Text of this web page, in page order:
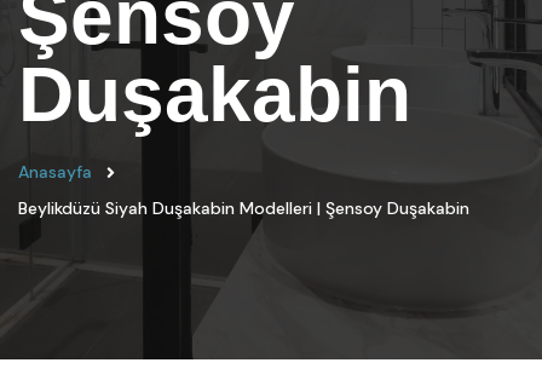
Duşakabin
Anasayfa
Beylikdüzü Siyah Duşakabin Modelleri | Şensoy Duşakabin